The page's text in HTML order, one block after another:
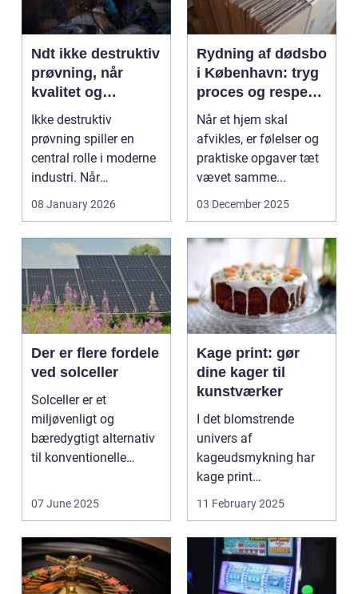
Ndt ikke destruktiv
prøvning, når
kvalitet og
sikkerhed er
afgørende
Ikke destruktiv
prøvning spiller en
central rolle i moderne
industri. Når
svejsninger,
trykbærende u...
08 January 2026
Rydning af dødsbo
i København: tryg
proces og respekt
for boet
Når et hjem skal
afvikles, er følelser og
praktiske opgaver tæt
vævet samme...
03 December 2025
Der er flere fordele
ved solceller
Solceller er et
miljøvenligt og
bæredygtigt alternativ
til konventionelle
07 June 2025
Kage print: gør
dine kager til
kunstværker
I det blomstrende
univers af
kageudsmykning har
kage print
revolutioneret måden,
11 February 2025